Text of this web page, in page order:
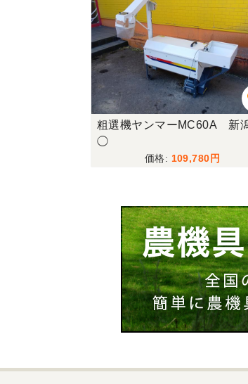
粗選機ヤンマーMC60A 新
◯
109,780